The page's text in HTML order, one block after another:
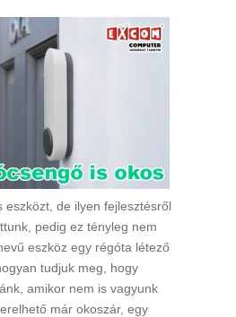
eszközt, de ilyen fejlesztésről
pedig ez tényleg nem
eszköz egy régóta létező
tudjuk meg, hogy
amikor nem is vagyunk
már okoszár, egy